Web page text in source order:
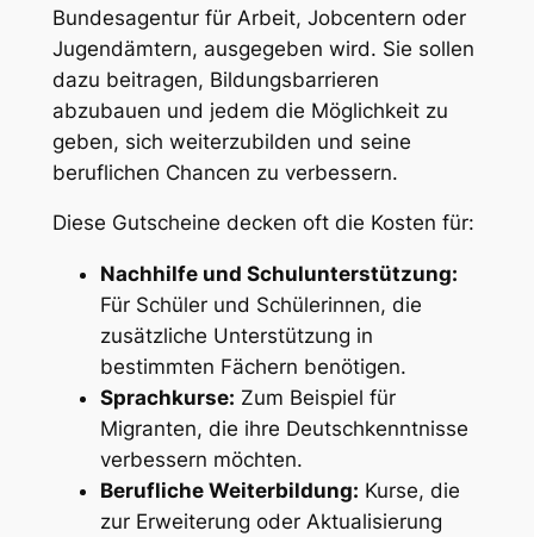
Bundesagentur für Arbeit, Jobcentern oder
Jugendämtern, ausgegeben wird. Sie sollen
dazu beitragen, Bildungsbarrieren
abzubauen und jedem die Möglichkeit zu
geben, sich weiterzubilden und seine
beruflichen Chancen zu verbessern.
Diese Gutscheine decken oft die Kosten für:
Nachhilfe und Schulunterstützung:
Für Schüler und Schülerinnen, die
zusätzliche Unterstützung in
bestimmten Fächern benötigen.
Sprachkurse: Zum Beispiel für
Migranten, die ihre Deutschkenntnisse
verbessern möchten.
Berufliche Weiterbildung: Kurse, die
zur Erweiterung oder Aktualisierung